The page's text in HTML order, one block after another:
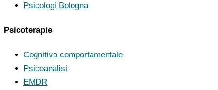
Psicologi Bologna
Psicoterapie
Cognitivo comportamentale
Psicoanalisi
EMDR